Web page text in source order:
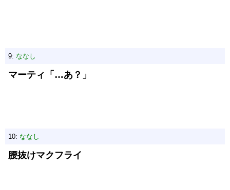
9: ななし
マーティ「…あ？」
10: ななし
腰抜けマクフライ